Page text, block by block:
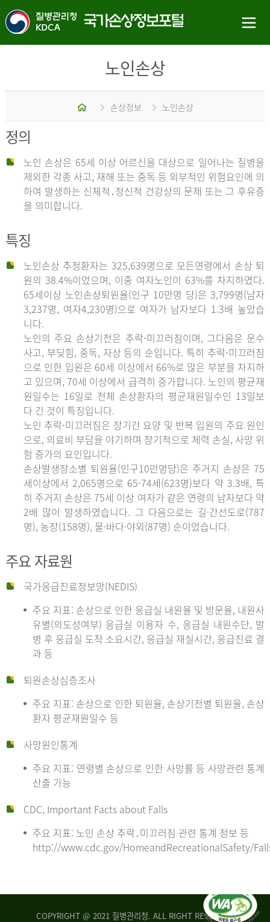
노인손상
홈 손상정보 노인손상
정의
노인 손상은 65세 이상 어르신을 대상으로 일어나는 질병을
제외한 각종 사고, 재해 또는 중독 등 외부적인 위험요인에 의
하여 발생하는 신체적․정신적 건강상의 문제 또는 그 후유증
을 의미합니다.
특징
노인손상 추정환자는 325,639명으로 모든연령에서 손상 퇴
원의 38.4%이었으며, 이중 여자노인이 63%를 차지하였다.
65세이상 노인손상퇴원율(인구 10만명 당)은 3,799명(남자
3,237명, 여자4,230명)으로 여자가 남자보다 1.3배 높았습
니다.
노인의 주요 손상기전은 추락⋅미끄러짐이며, 그다음은 운수
사고, 부딪힘, 중독, 자상 등의 순입니다. 특히 추락⋅미끄러짐
으로 인한 입원은 60세 이상에서 66%로 많은 부분을 차지하
고 있으며, 70세 이상에서 급격히 증가합니다. 노인의 평균재
원일수는 16일로 전체 손상환자의 평균재원일수인 13일보
다 긴 것이 특징입니다.
노인 추락⋅미끄러짐은 장기간 요양 및 반복 입원의 주요 원인
으로, 의료비 부담을 야기하며 장기적으로 체력 손실, 사망 위
험 증가의 요인입니다.
손상발생장소별 퇴원율(인구10만명당)은 주거지 손상은 75
세이상에서 2,065명으로 65-74세(623명)보다 약 3.3배, 특
히 주거지 손상은 75세 이상 여자가 같은 연령의 남자보다 약
2배 많이 발생하였습니다. 그 다음으로는 길·간선도로(787
명), 농장(158명), 물·바다·야외(87명) 순이었습니다.
주요 자료원
국가응급진료정보망(NEDIS)
주요 지표: 손상으로 인한 응급실 내원율 및 방문율, 내원사
유별(의도성여부) 응급실 이용자 수, 응급실 내원수단, 발
병 후 응급실 도착 소요시간, 응급실 재실시간, 응급진료 결
과 등
퇴원손상심층조사
주요 지표: 손상으로 인한 퇴원율, 손상기전별 퇴원율, 손상
환자 평균재원일수 등
사망원인통계
주요 지표: 연령별 손상으로 인한 사망률 등 사망관련 통계
산출 가능
CDC, Important Facts about Falls
주요 지표: 노인 손상 추락․미끄러짐 관련 통계 정보 등
http://www.cdc.gov/HomeandRecreationalSafety/
COPYRIGHT @ 2021 질병관리청. ALL RIGHT RESERVED